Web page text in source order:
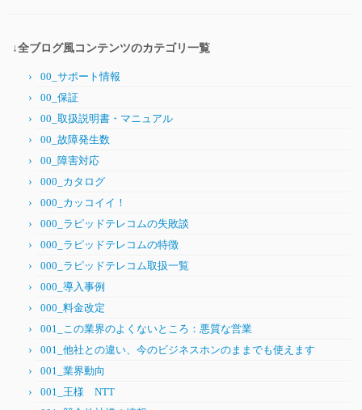
↓全ブログ風コンテンツのカテゴリ一覧
00_サポート情報
00_保証
00_取扱説明書・マニュアル
00_故障発生数
00_障害対応
000_カタログ
000_カッコイイ！
000_ラピッドテレコムの失敗談
000_ラピッドテレコムの特徴
000_ラピッドテレコム取扱一覧
000_導入事例
000_料金改定
001_この業界のよくないところ：悪質な営業
001_他社との違い、今のビジネスホンのままでも使えます
001_業界動向
001_王様 NTT